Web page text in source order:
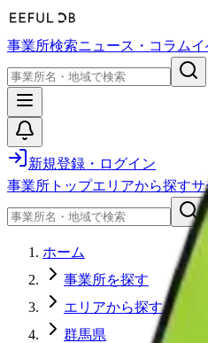
事業所検索ニュース・コラムイ
新規登録・ログイン
事業所トップエリアから探すサ
ホーム
事業所を探す
エリアから探す
群馬県